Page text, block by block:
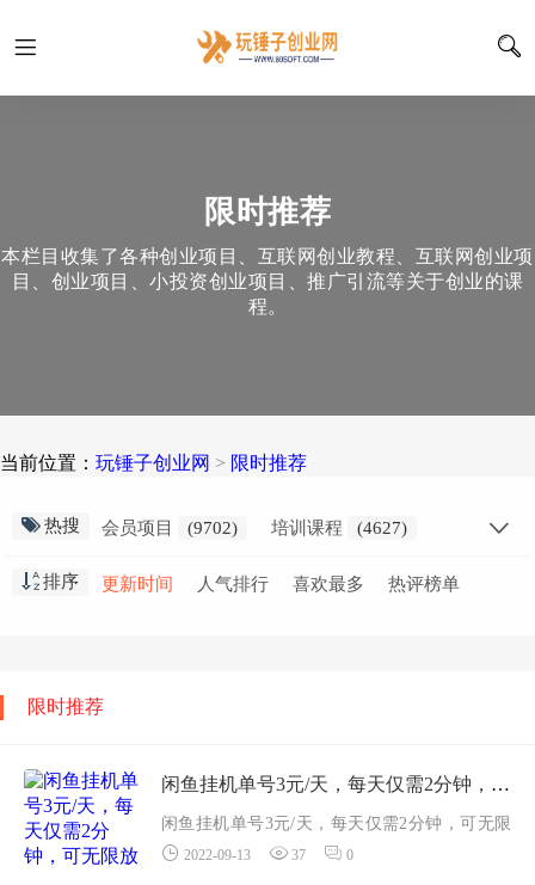
限时推荐
本栏目收集了各种创业项目、互联网创业教程、互联网创业项
目、创业项目、小投资创业项目、推广引流等关于创业的课
程。
当前位置： 玩锤子创业网 > 限时推荐
热搜 会员项目 (9702) 培训课程
(4627)
职业技能
(1871) 高中课程
(1636)
视频教学
排序 更新时间 人气排行 喜欢最多 热评榜单
限时推荐
闲鱼挂机单号3元/天，每天仅需2分钟，可无限放大，稳定长久挂机项目
闲鱼挂机单号3元/天，每天仅需2分钟，可无限
放大，稳定长久挂机项目闲鱼挂机项目，单号
2022-09-13 37 0